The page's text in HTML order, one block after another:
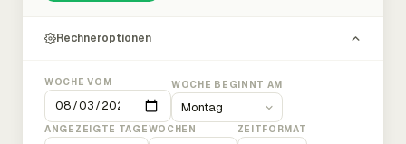
Rechneroptionen
WOCHE VOM WOCHE BEGINNT AM
ANGEZEIGTE TAGEWOCHEN ZEITFORMAT